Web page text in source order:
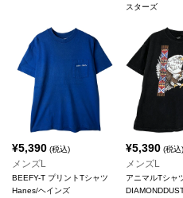
スターズ
¥5,390 (税込)
メンズL
BEEFY-T プリントTシャツ
Hanes/ヘインズ
¥5,390(税込)
メンズL
アニマルTシャ